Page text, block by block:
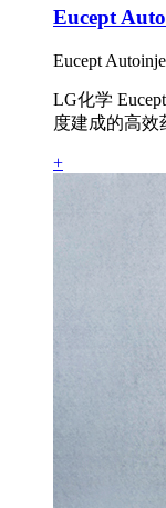
Eucept
Eucept
LG化学
度建成的高效
+